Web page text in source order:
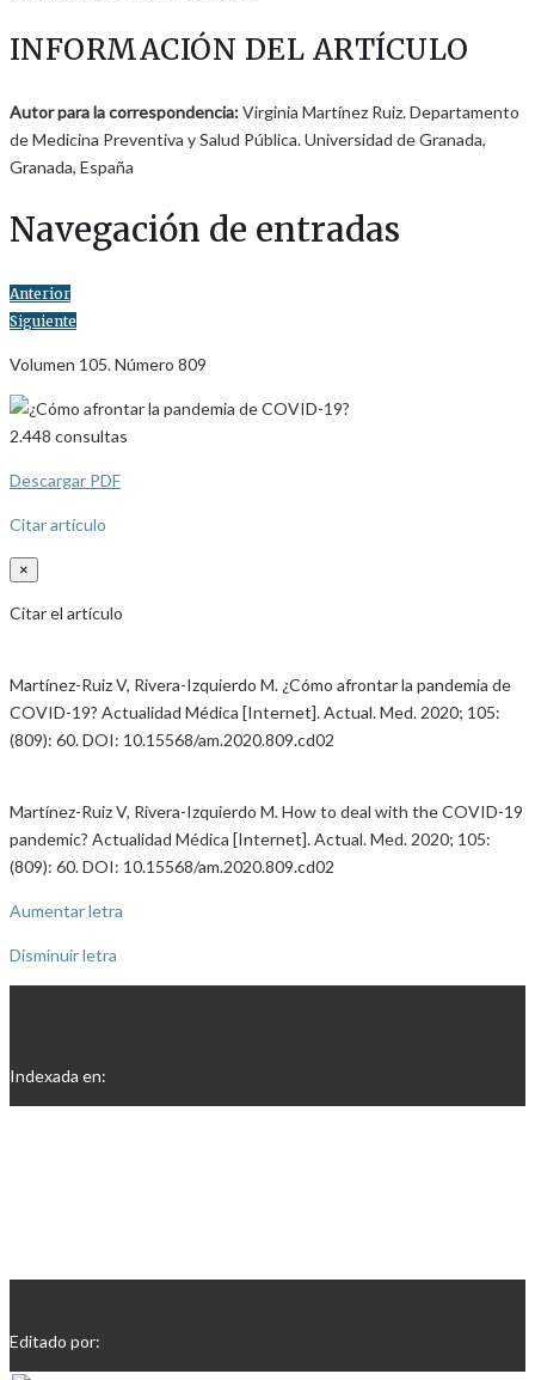
INFORMACIÓN DEL ARTÍCULO
Autor para la correspondencia:Virginia Martínez Ruiz. Departamento
de Medicina Preventiva y Salud Pública. Universidad de Granada,
Granada, España
Navegación de entradas
Anterior
Siguiente
Volumen 105. Número 809
2.448 consultas
Descargar PDF
Citar artículo
×
Citar el artículo
Martínez-Ruiz V, Rivera-Izquierdo M. ¿Cómo afrontar la pandemia de
COVID-19? Actualidad Médica [Internet]. Actual. Med. 2020; 105:
(809): 60. DOI: 10.15568/am.2020.809.cd02
Martínez-Ruiz V, Rivera-Izquierdo M. How to deal with the COVID-19
pandemic? Actualidad Médica [Internet]. Actual. Med. 2020; 105:
(809): 60. DOI: 10.15568/am.2020.809.cd02
Aumentar letra
Disminuir letra
Indexada en:
Editado por: